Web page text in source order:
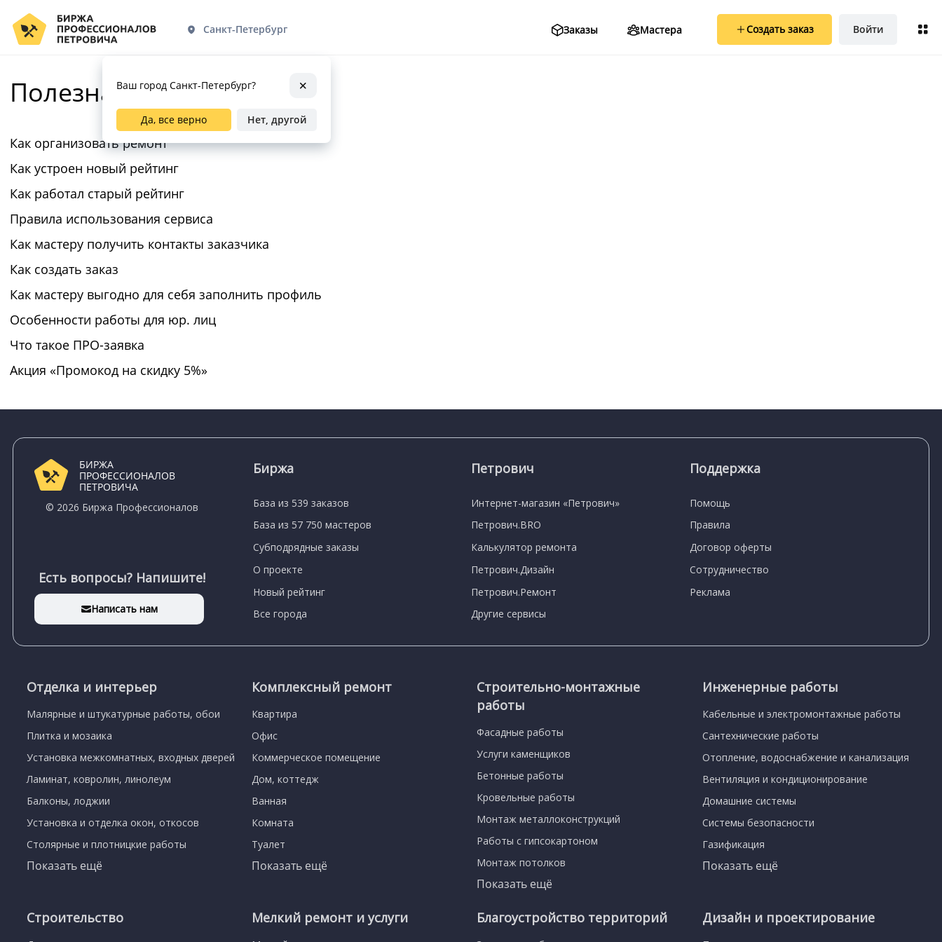
Санкт-Петербург Заказы Мастера Создать заказ Войти
Полезная информация
Как организовать ремонт
Как устроен новый рейтинг
Как работал старый рейтинг
Правила использования сервиса
Как мастеру получить контакты заказчика
Как создать заказ
Как мастеру выгодно для себя заполнить профиль
Особенности работы для юр. лиц
Что такое ПРО-заявка
Акция «Промокод на скидку 5%»
Ваш город Санкт-Петербург?
Да, все верно Нет, другой
БИРЖА
ПРОФЕССИОНАЛОВ
ПЕТРОВИЧА
© 2026 Биржа Профессионалов
Есть вопросы? Напишите!
Написать нам
Биржа
База из 539 заказов
База из 57 750 мастеров
Субподрядные заказы
О проекте
Новый рейтинг
Все города
Петрович
Интернет-магазин «Петрович»
Петрович.BRO
Калькулятор ремонта
Петрович.Дизайн
Петрович.Ремонт
Другие сервисы
Поддержка
Помощь
Правила
Договор оферты
Сотрудничество
Реклама
Отделка и интерьер
Малярные и штукатурные работы, обои
Плитка и мозаика
Установка межкомнатных, входных дверей
Ламинат, ковролин, линолеум
Балконы, лоджии
Установка и отделка окон, откосов
Столярные и плотницкие работы
Показать ещё
Комплексный ремонт
Квартира
Офис
Коммерческое помещение
Дом, коттедж
Ванная
Комната
Туалет
Показать ещё
Строительно-монтажные
работы
Фасадные работы
Услуги каменщиков
Бетонные работы
Кровельные работы
Монтаж металлоконструкций
Работы с гипсокартоном
Монтаж потолков
Показать ещё
Инженерные работы
Кабельные и электромонтажные работы
Сантехнические работы
Отопление, водоснабжение и канализация
Вентиляция и кондиционирование
Домашние системы
Системы безопасности
Газификация
Показать ещё
Строительство Мелкий ремонт и услуги Благоустройство территорий Дизайн и проектирование